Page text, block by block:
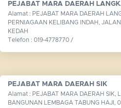
PEJABAT MARA DAERAH
Alamat : PEJABAT MARA DAERAH
PERNIAGAAN KELIBANG INDAH,
KEDAH
Telefon : 019-4778770 /
PEJABAT MARA DAERAH SIK
Alamat : PEJABAT MARA DAERAH SIK,
BANGUNAN LEMBAGA TABUNG HAJI,